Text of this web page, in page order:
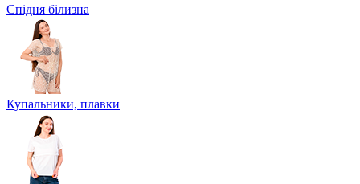
Спідня білизна
Купальники, плавки